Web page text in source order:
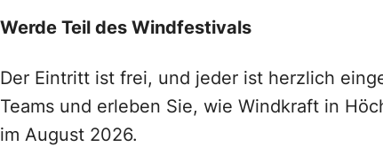
Werde Teil des Windfestivals
Der Eintritt ist frei, und jeder ist herzlich
Teams und erleben Sie, wie Windkraft in
im August 2026.